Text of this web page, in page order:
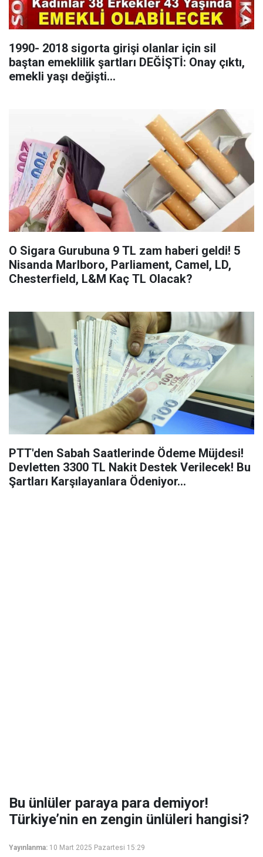
1990- 2018 sigorta girişi olanlar için sil
baştan emeklilik şartları DEĞİŞTİ: Onay çıktı,
emekli yaşı değişti...
O Sigara Gurubuna 9 TL zam haberi geldi! 5
Nisanda Marlboro, Parliament, Camel, LD,
Chesterfield, L&M Kaç TL Olacak?
PTT'den Sabah Saatlerinde Ödeme Müjdesi!
Devletten 3300 TL Nakit Destek Verilecek! Bu
Şartları Karşılayanlara Ödeniyor…
Bu ünlüler paraya para demiyor!
Türkiye’nin en zengin ünlüleri hangisi?
Yayınlanma: 10 Mart 2025 Pazartesi 15:29